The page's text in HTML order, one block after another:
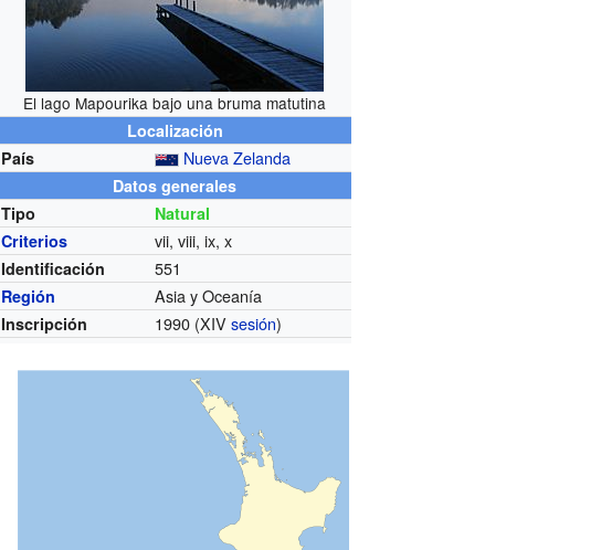
El lago Mapourika bajo una bruma matutina
Localización
País
Nueva Zelanda
Datos generales
Tipo
Natural
Criterios
vii, viii, ix, x
Identificación 551
Región Asia y Oceanía
Inscripción 1990 (XIVsesión)